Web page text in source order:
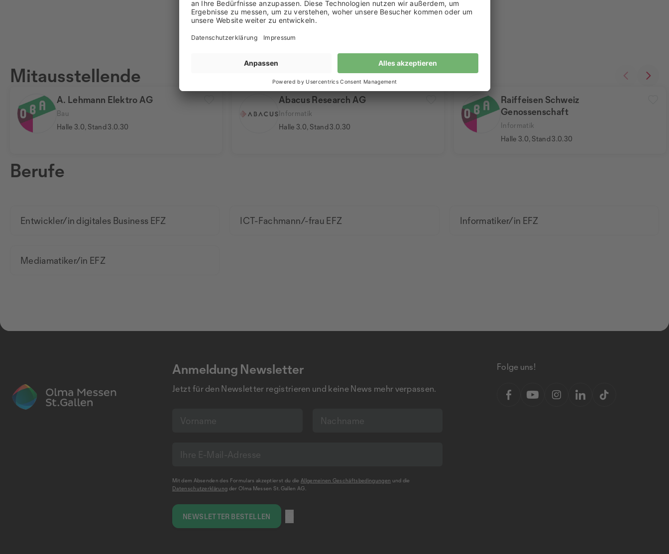
A. Lehmann Elektro AG
Bau
Halle 3.0, Stand 3.0.30
Abacus Research AG
Informatik
Halle 3.0, Stand 3.0.30
Raiffeisen Schweiz
Genossenschaft
Informatik
Halle 3.0, Stand 3.0.30
Mitausstellende
Berufe
Entwickler/in digitales Business EFZ ICT-Fachmann/-frau EFZ Informatiker/in EFZ
Mediamatiker/in EFZ
Anmeldung Newsletter
Jetzt für den Newsletter registrieren und keine News mehr verpassen.
Mit dem Absenden des Formulars akzeptierst du die Allgemeinen Geschäftsbedingungen und die
Datenschutzerklärung der Olma Messen St.Gallen AG.
NEWSLETTER BESTELLEN
Folge uns!